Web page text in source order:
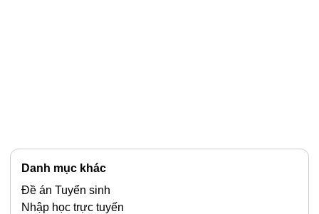
Danh mục khác
Đề án Tuyển sinh
Nhập học trực tuyến